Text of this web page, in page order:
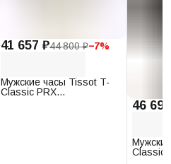
41 657 ₽44 800 ₽−7%
Мужские часы Tissot T-
Classic PRX
46
Classic